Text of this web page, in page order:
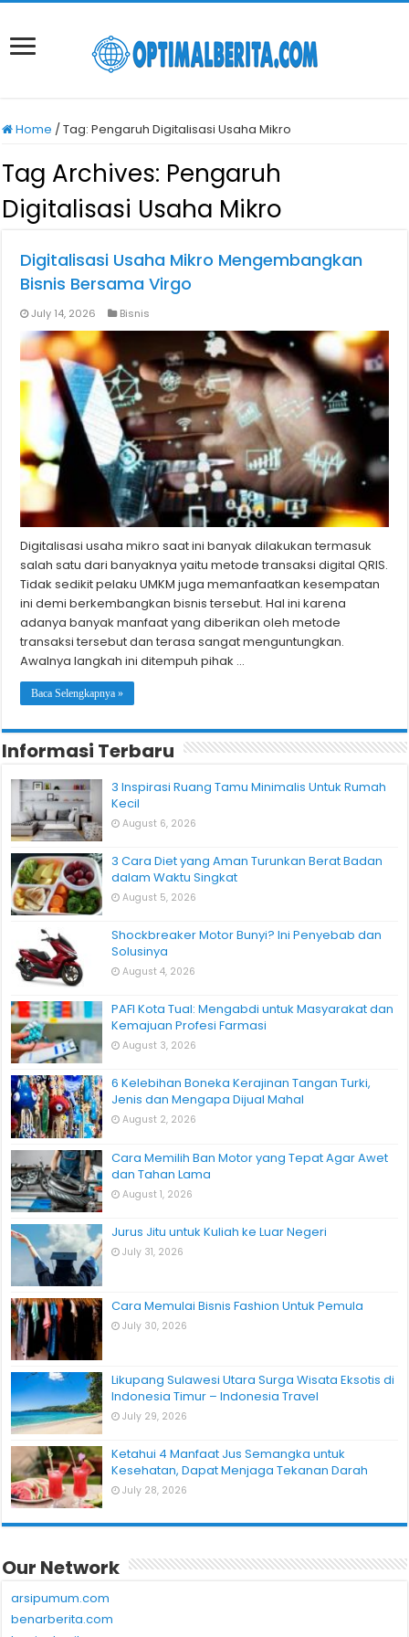
Home /Tag:Pengaruh Digitalisasi Usaha Mikro
Tag Archives: Pengaruh
Digitalisasi Usaha Mikro
Digitalisasi Usaha Mikro Mengembangkan
Bisnis Bersama Virgo
July 14, 2026 Bisnis
Digitalisasi usaha mikro saat ini banyak dilakukan termasuk
salah satu dari banyaknya yaitu metode transaksi digital QRIS.
Tidak sedikit pelaku UMKM juga memanfaatkan kesempatan
ini demi berkembangkan bisnis tersebut. Hal ini karena
adanya banyak manfaat yang diberikan oleh metode
transaksi tersebut dan terasa sangat menguntungkan.
Awalnya langkah ini ditempuh pihak …
Baca Selengkapnya »
Informasi Terbaru
3 Inspirasi Ruang Tamu Minimalis Untuk Rumah
Kecil
August 6, 2026
3 Cara Diet yang Aman Turunkan Berat Badan
dalam Waktu Singkat
August 5, 2026
Shockbreaker Motor Bunyi? Ini Penyebab dan
Solusinya
August 4, 2026
PAFI Kota Tual: Mengabdi untuk Masyarakat dan
Kemajuan Profesi Farmasi
August 3, 2026
6 Kelebihan Boneka Kerajinan Tangan Turki,
Jenis dan Mengapa Dijual Mahal
August 2, 2026
Cara Memilih Ban Motor yang Tepat Agar Awet
dan Tahan Lama
August 1, 2026
Jurus Jitu untuk Kuliah ke Luar Negeri
July 31, 2026
Cara Memulai Bisnis Fashion Untuk Pemula
July 30, 2026
Likupang Sulawesi Utara Surga Wisata Eksotis di
Indonesia Timur – Indonesia Travel
July 29, 2026
Ketahui 4 Manfaat Jus Semangka untuk
Kesehatan, Dapat Menjaga Tekanan Darah
July 28, 2026
Our Network
arsipumum.com
benarberita.com